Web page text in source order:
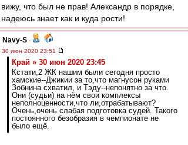
вижу, что был не прав! Александр в порядке,
надеюсь знает как и куда рости!
Navy-S -
30 июн 2020 23:51
Край » 30 июн 2020 23:45
Кстати,2 ЖК нашим были сегодня просто
хамские--Джикии за то,что магнусон руками
Зобнина схватил, и Тэду--непонятно за что.
Они (судьи) на нём свои комплексы
неполноценности,что ли,отрабатывают?
Очень,очень слабая подготовка судей. Такого
постоянного безобразия в чемпионате не
было ещё.